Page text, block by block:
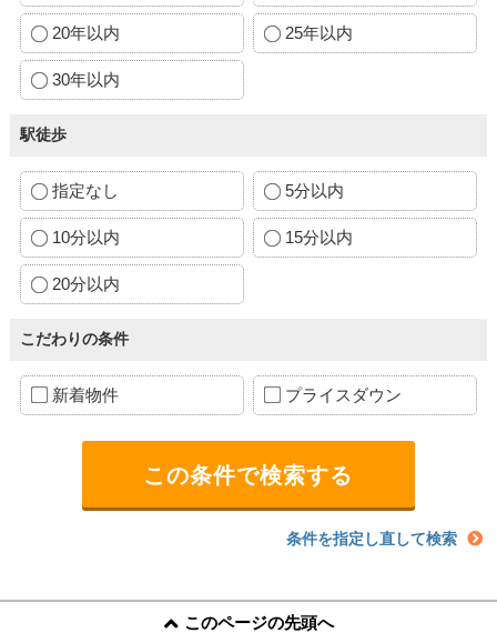
20年以内 25年以内
30年以内
駅徒歩
指定なし 5分以内
10分以内 15分以内
20分以内
こだわりの条件
新着物件 プライスダウン
条件を指定し直して検索
このページの先頭へ